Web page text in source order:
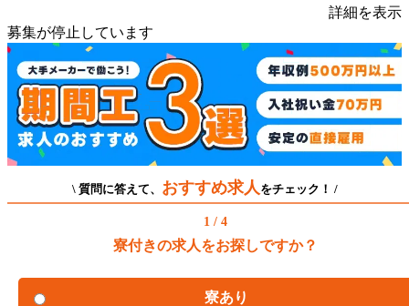
詳細を表示
募集が停止しています
\ 質問に答えて、 おすすめ求人 をチェック！ /
1 / 4
寮付きの求人をお探しですか？
寮あり